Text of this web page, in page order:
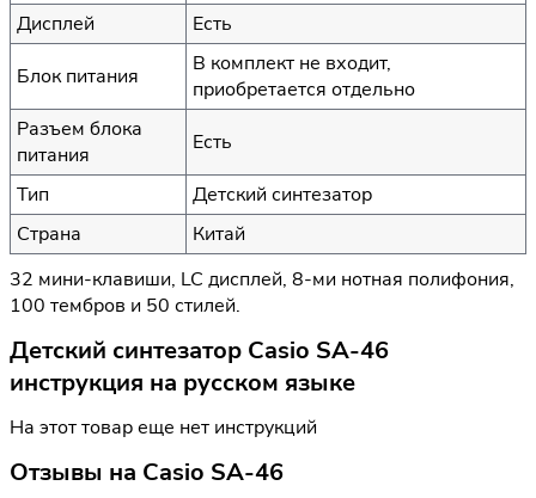
Дисплей
Есть
Блок питания
В комплект не входит,
приобретается отдельно
Разъем блока
питания
Есть
Тип
Детский синтезатор
Страна
Китай
32 мини-клавиши, LC дисплей, 8-ми нотная полифония,
100 тембров и 50 стилей.
Детский синтезатор Casio SA-46
инструкция на русском языке
На этот товар еще нет инструкций
Отзывы на Casio SA-46